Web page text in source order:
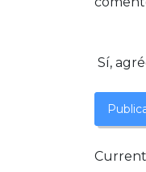
Sí,